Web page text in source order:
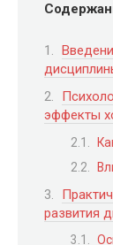
эффекты
развития